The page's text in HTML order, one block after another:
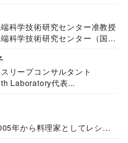
科学技術研究センター准教授
科学技術研究センター（国際
リープコンサルタント
Laboratory代表...
年から料理家としてレシピ